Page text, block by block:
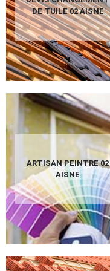
DE TUILE 02 AISNE
ARTISAN PEINTRE 02
AISNE